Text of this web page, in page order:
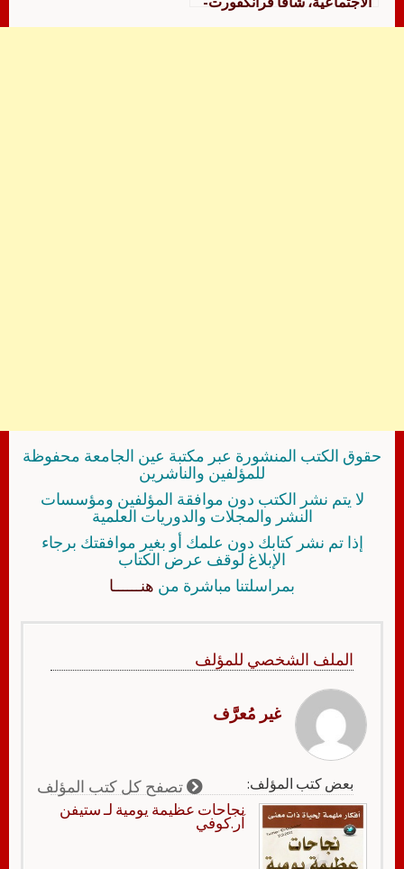
حقوق الكتب المنشورة عبر مكتبة عين الجامعة محفوظة
للمؤلفين والناشرين
لا يتم نشر الكتب دون موافقة المؤلفين ومؤسسات
النشر والمجلات والدوريات العلمية
إذا تم نشر كتابك دون علمك أو بغير موافقتك برجاء
الإبلاغ لوقف عرض الكتاب
بمراسلتنا مباشرة من هنــــــا
الملف الشخصي للمؤلف
غير مُعرَّف
بعض كتب المؤلف: تصفح كل كتب المؤلف
نجاحات عظيمة يومية لـ ستيفن
آر.كوفي